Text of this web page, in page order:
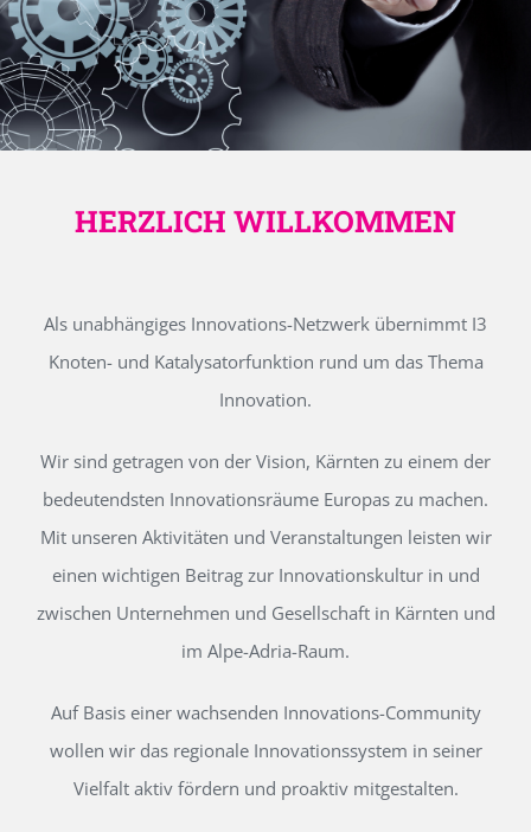
HERZLICH WILLKOMMEN
Als unabhängiges Innovations-Netzwerk übernimmt I3
Knoten- und Katalysatorfunktion rund um das Thema
Innovation.
Wir sind getragen von der Vision, Kärnten zu einem der
bedeutendsten Innovationsräume Europas zu machen.
Mit unseren Aktivitäten und Veranstaltungen leisten wir
einen wichtigen Beitrag zur Innovationskultur in und
zwischen Unternehmen und Gesellschaft in Kärnten und
im Alpe-Adria-Raum.
Auf Basis einer wachsenden Innovations-Community
wollen wir das regionale Innovationssystem in seiner
Vielfalt aktiv fördern und proaktiv mitgestalten.